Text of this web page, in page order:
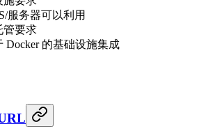
服务器可以利用
管要求
Docker 的基础设施集成